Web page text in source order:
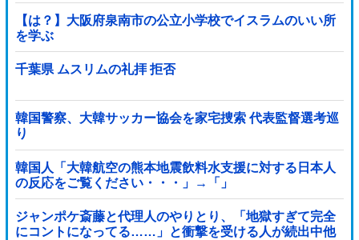
【は？】大阪府泉南市の公立小学校でイスラムのいい所
を学ぶ
千葉県 ムスリムの礼拝 拒否
韓国警察、大韓サッカー協会を家宅捜索 代表監督選考巡
り
韓国人「大韓航空の熊本地震飲料水支援に対する日本人
の反応をご覧ください・・・」→「」
ジャンポケ斎藤と代理人のやりとり、「地獄すぎて完全
にコントになってる……」と衝撃を受ける人が続出中他